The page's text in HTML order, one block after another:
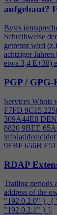
aufgebaut?
Bytes
Schreibweise
getrennt wird
achtziger
etwa 3,4 E+38)
PGP /
Services Whois
F7FD 9C15
309A44E8
8820 9BEE
9EBF 656B
RDAP
Trailing periods
address of the
"192.0.2.0" }, {
"192.0.2.1" } ],